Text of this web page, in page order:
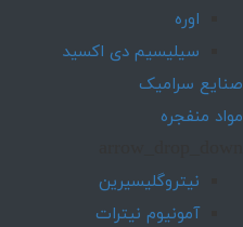
اوره
سیلیسیم دی اکسید
صنایع سرامیک
مواد منفجره
نیتروگلیسیرین
آمونیوم نیترات